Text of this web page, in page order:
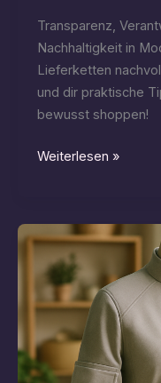
Transparenz,
Nachhaltigkeit in
Lieferketten
und dir praktische
bewusst shoppen!
Transparente
bei
Nano
Acad
Weiterlesen »